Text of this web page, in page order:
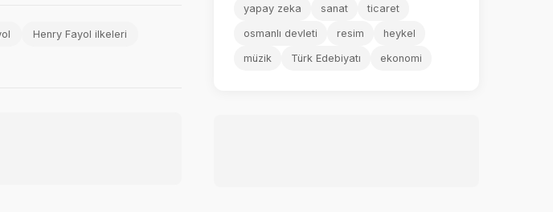
Henry Fayol ilkeleri
yapay zeka sanat ticaret
osmanlı devleti resim heykel
müzik Türk Edebiyatı ekonomi